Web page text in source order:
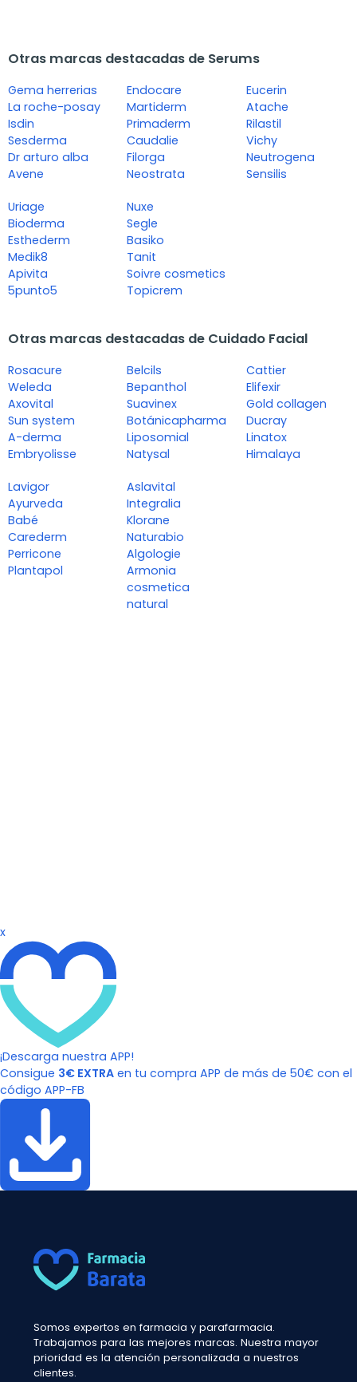
Otras marcas destacadas de Serums
Gema herrerias
La roche-posay
Isdin
Sesderma
Dr arturo alba
Avene
Endocare
Martiderm
Primaderm
Caudalie
Filorga
Neostrata
Eucerin
Atache
Rilastil
Vichy
Neutrogena
Sensilis
Uriage
Bioderma
Esthederm
Medik8
Apivita
5punto5
Nuxe
Segle
Basiko
Tanit
Soivre cosmetics
Topicrem
Otras marcas destacadas de Cuidado Facial
Rosacure
Weleda
Axovital
Sun system
A-derma
Embryolisse
Belcils
Bepanthol
Suavinex
Botánicapharma
Liposomial
Natysal
Cattier
Elifexir
Gold collagen
Ducray
Linatox
Himalaya
Lavigor
Ayurveda
Babé
Carederm
Perricone
Plantapol
Aslavital
Integralia
Klorane
Naturabio
Algologie
Armonia
cosmetica
natural
x
¡Descarga nuestra APP!
Consigue 3€ EXTRA en tu compra APP de más de 50€ con el
código APP-FB
Somos expertos en farmacia y parafarmacia.
Trabajamos para las mejores marcas. Nuestra mayor
prioridad es la atención personalizada a nuestros
clientes.